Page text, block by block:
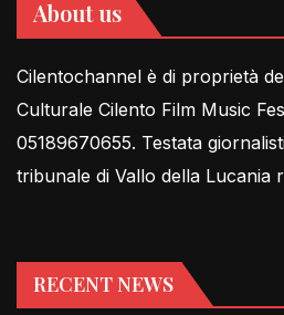
About us
Cilentochannel è di proprietà
Culturale Cilento Film Music
05189670655. Testata
tribunale di Vallo della Lucania
RECENT NEWS